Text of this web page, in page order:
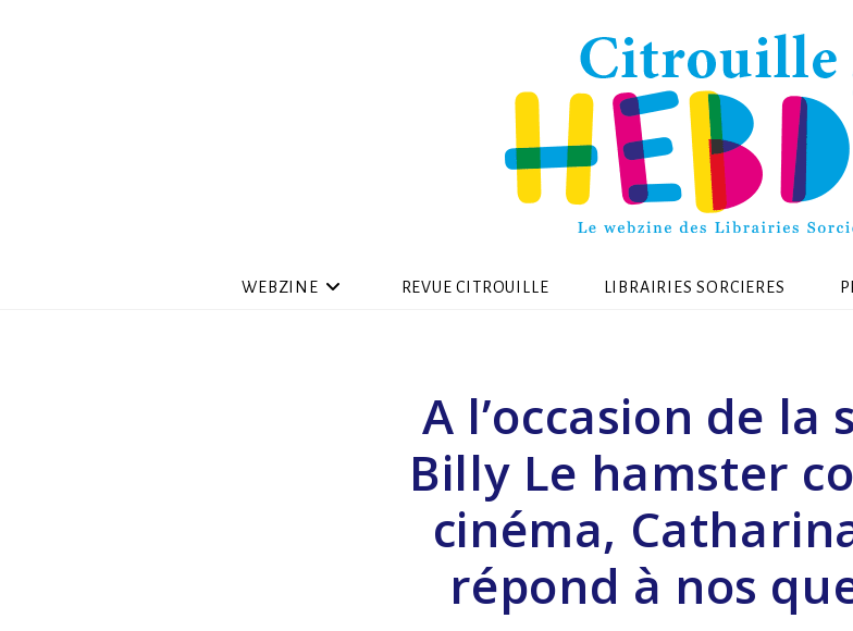
WEBZINE REVUE CITROUILLE LIBRAIRIES SORCIERES
A l’occasion de la
Billy Le hamster
cinéma,
répond à nos